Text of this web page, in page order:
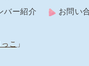
バー紹介 お問い
こ 」